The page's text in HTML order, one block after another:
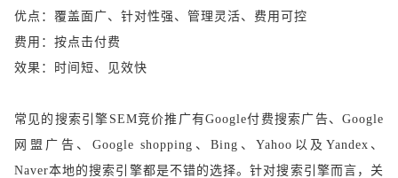
优点：覆盖面广、针对性强、管理灵活、费用可控
费用：按点击付费
效果：
时间 短 、见效快
常见的搜索引擎 SEM竞价推广有Google付费搜索广告、Google
网盟广告、Google shopping、Bing、Yahoo以及Yandex、
Naver本地的搜索引擎都是不错的选择。针对搜索引擎而言，关